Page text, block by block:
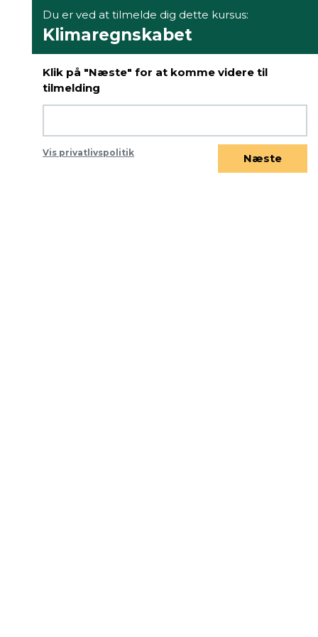
Du er ved at tilmelde dig dette kursus:
Klimaregnskabet
Klik på "Næste" for at komme videre til
tilmelding
Vis privatlivspolitik